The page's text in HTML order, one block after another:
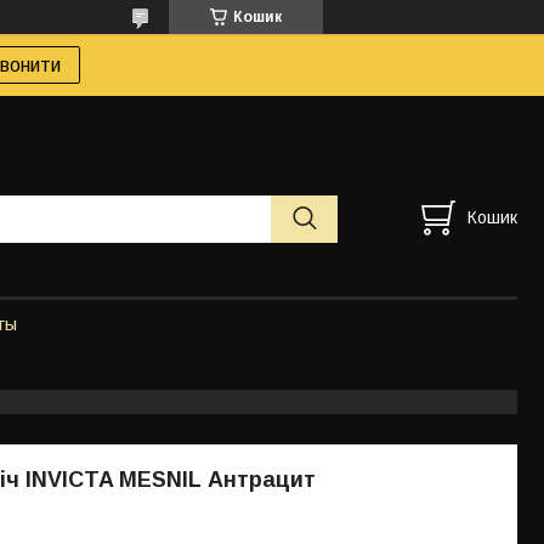
Кошик
Кошик
INVICTA MESNIL Антрацит